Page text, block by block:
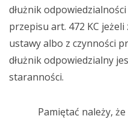
dłużnik
przepisu art. 472 KC
ustawy albo z czynności
dłużnik odpowiedzialny
staranności.
Pamiętać należy, że